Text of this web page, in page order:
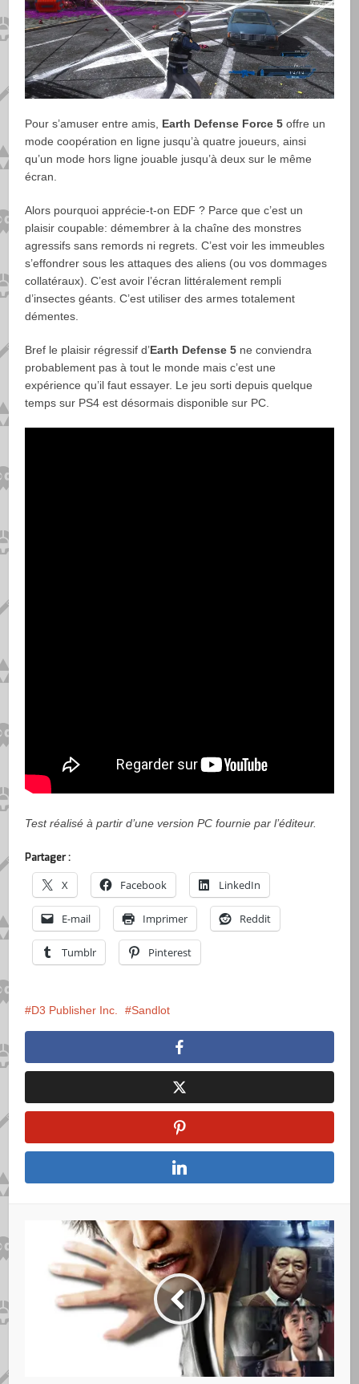
Pour s’amuser entre amis, Earth Defense Force 5 offre un
mode coopération en ligne jusqu’à quatre joueurs, ainsi
qu’un mode hors ligne jouable jusqu’à deux sur le même
écran.
Alors pourquoi apprécie-t-on EDF ? Parce que c’est un
plaisir coupable: démembrer à la chaîne des monstres
agressifs sans remords ni regrets. C’est voir les immeubles
s’effondrer sous les attaques des aliens (ou vos dommages
collatéraux). C’est avoir l’écran littéralement rempli
d’insectes géants. C’est utiliser des armes totalement
démentes.
Bref le plaisir régressif d’Earth Defense 5 ne conviendra
probablement pas à tout le monde mais c’est une
expérience qu’il faut essayer. Le jeu sorti depuis quelque
temps sur PS4 est désormais disponible sur PC.
Test réalisé à partir d’une version PC fournie par l’éditeur.
Partager :
X Facebook LinkedIn
E-mail Imprimer Reddit
Tumblr Pinterest
D3 Publisher Inc. Sandlot